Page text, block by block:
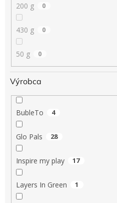
200 g 0
430 g 0
50 g 0
Výrobca
BubleTo 4
Glo Pals 28
Inspire my play 17
Layers In Green 1